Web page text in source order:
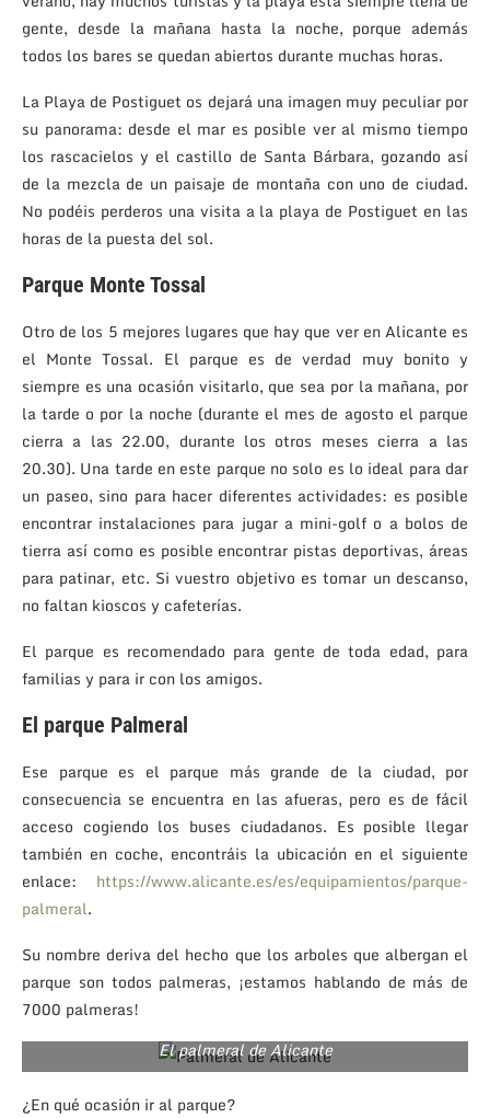
gente, desde la mañana hasta la noche, porque además
todos los bares se quedan abiertos durante muchas horas.
La Playa de Postiguet os dejará una imagen muy peculiar por
su panorama: desde el mar es posible ver al mismo tiempo
los rascacielos y el castillo de Santa Bárbara, gozando así
de la mezcla de un paisaje de montaña con uno de ciudad.
No podéis perderos una visita a la playa de Postiguet en las
horas de la puesta del sol.
Parque Monte Tossal
Otro de los 5 mejores lugares que hay que ver en Alicante es
el Monte Tossal. El parque es de verdad muy bonito y
siempre es una ocasión visitarlo, que sea por la mañana, por
la tarde o por la noche (durante el mes de agosto el parque
cierra a las 22.00, durante los otros meses cierra a las
20.30). Una tarde en este parque no solo es lo ideal para dar
un paseo, sino para hacer diferentes actividades: es posible
encontrar instalaciones para jugar a mini-golf o a bolos de
tierra así como es posible encontrar pistas deportivas, áreas
para patinar, etc. Si vuestro objetivo es tomar un descanso,
no faltan kioscos y cafeterías.
El parque es recomendado para gente de toda edad, para
familias y para ir con los amigos.
El parque Palmeral
Ese parque es el parque más grande de la ciudad, por
consecuencia se encuentra en las afueras, pero es de fácil
acceso cogiendo los buses ciudadanos. Es posible llegar
también en coche, encontráis la ubicación en el siguiente
enlace: https://www.alicante.es/es/equipamientos/parque-
palmeral.
Su nombre deriva del hecho que los arboles que albergan el
parque son todos palmeras, ¡estamos hablando de más de
7000 palmeras!
El palmeral de Alicante
¿En qué ocasión ir al parque?